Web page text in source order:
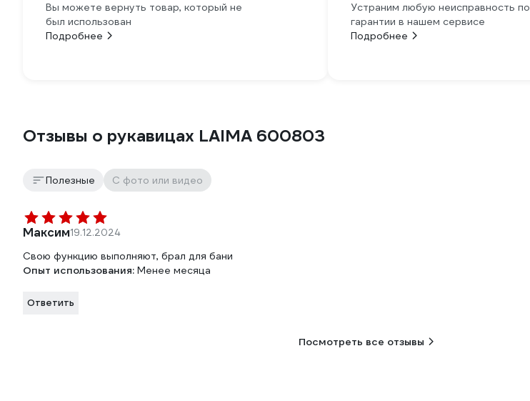
Вы можете вернуть товар, который не
был использован
Подробнее
Устраним любую неисправность по
гарантии в нашем сервисе
Подробнее
Отзывы о рукавицах LAIMA 600803
Полезные С фото или видео
Максим19.12.2024
Свою функцию выполняют, брал для бани
Опыт использования: Менее месяца
Ответить
Посмотреть все отзывы